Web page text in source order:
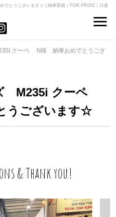
うございます☆ | 納車実績｜FOR PRIDE｜日進
クーペ N様 納車おめでとうござ
M235i クーペ
うございます☆
& Thank you!